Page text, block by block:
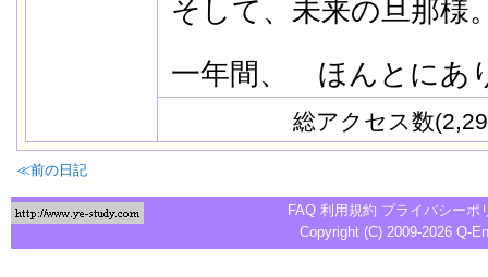
そして、未来の旦那様
一年間、 ほんとにあ
総アクセス数
≪前の日記
FAQ 利用規約 プライバシーポ
Copyright (C) 2009-2026 Q-